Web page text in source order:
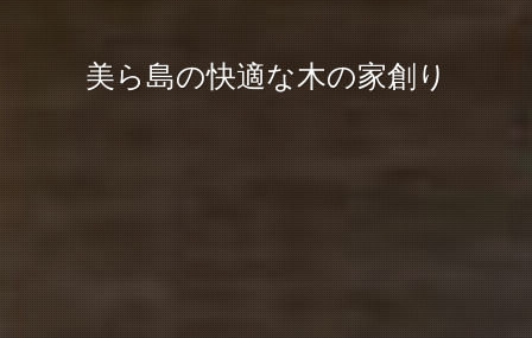
美ら島の快適な木の家創り